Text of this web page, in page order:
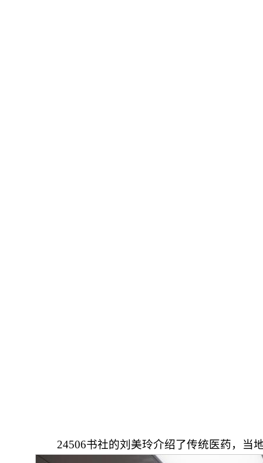
24506书社的刘美玲介绍了传统医药，当